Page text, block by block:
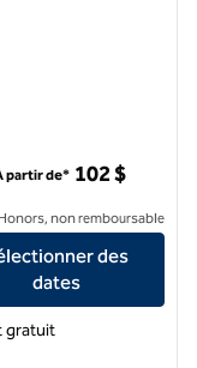
partir de* 102 $
non remboursable
des
dates
gratuit